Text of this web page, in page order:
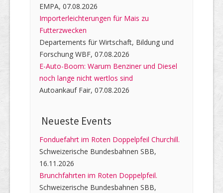
EMPA, 07.08.2026
Importerleichterungen für Mais zu
Futterzwecken
Departements für Wirtschaft, Bildung und
Forschung WBF, 07.08.2026
E-Auto-Boom: Warum Benziner und Diesel
noch lange nicht wertlos sind
Autoankauf Fair, 07.08.2026
Neueste Events
Fonduefahrt im Roten Doppelpfeil Churchill.
Schweizerische Bundesbahnen SBB,
16.11.2026
Brunchfahrten im Roten Doppelpfeil.
Schweizerische Bundesbahnen SBB,